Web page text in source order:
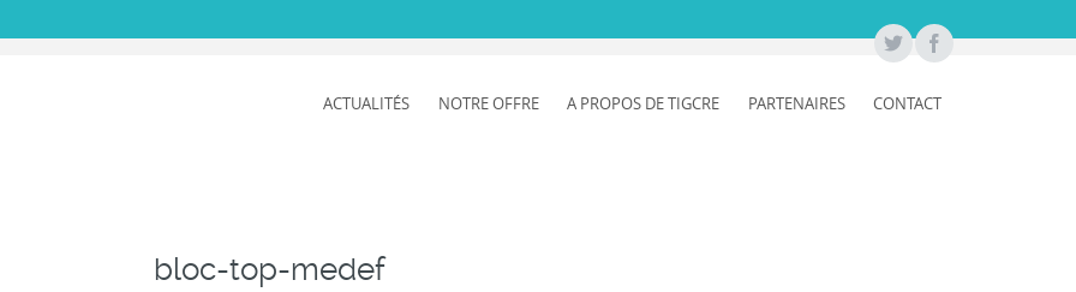
ACTUALITÉS NOTRE OFFRE A PROPOS DE TIGCRE PARTENAIRES CONTACT
bloc-top-medef